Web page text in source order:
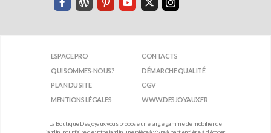
ESPACE PRO
CONTACTS
QUI SOMMES-NOUS?
DÉMARCHE QUALITÉ
PLAN DU SITE
CGV
MENTIONS LÉGALES
WWW.DESJOYAUX.FR
La Boutique Desjoyaux vous propose une large gamme de mobilier de
jardin, pour faire de votre jardin une pièce à vivre à part entière, à décorer,